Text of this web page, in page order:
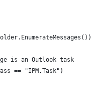
is an Outlook task
== "IPM.Task")